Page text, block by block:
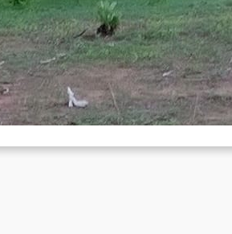
to the 21st of November reactionary
the houses, farms…